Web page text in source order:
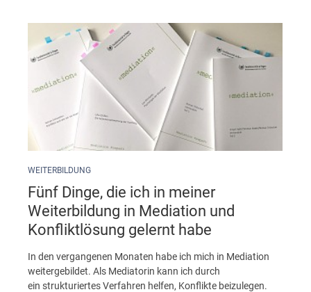
WEITERBILDUNG
Fünf Dinge, die ich in meiner
Weiterbildung in Mediation und
Konfliktlösung gelernt habe
In den vergangenen Monaten habe ich mich in Mediation
weitergebildet. Als Mediatorin kann ich durch
ein strukturiertes Verfahren helfen, Konflikte beizulegen.